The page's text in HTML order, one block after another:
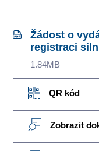
Žádost o
registraci
1.84MB
QR kód
Zobrazit